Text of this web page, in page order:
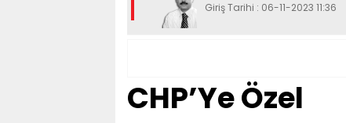
Giriş Tarihi : 06-11-2023 11:36
CHP’Ye Özel